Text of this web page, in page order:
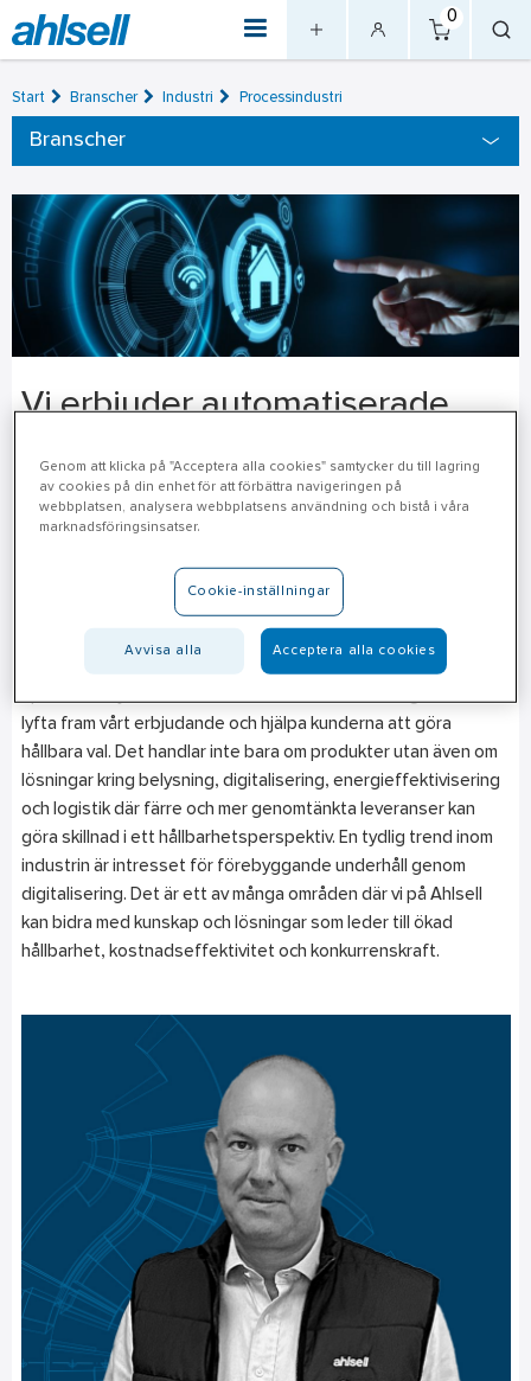
0
Start Branscher Industri Processindustri
Branscher
Vi erbjuder automatiserade
Utvecklingen inom automation går snabbt. Det kräver en
samarbetspartner som alltid ligger i framkant med relevant
ständiga förändringarna och för att vi ska kunna bygga ett mer
Hållbarhet är högt på agendan hos Ahlsell där våra
lyfta fram vårt erbjudande och hjälpa kunderna att göra
hållbara val. Det handlar inte bara om produkter utan även om
lösningar kring belysning, digitalisering, energieffektivisering
och logistik där färre och mer genomtänkta leveranser kan
göra skillnad i ett hållbarhetsperspektiv. En tydlig trend inom
industrin är intresset för förebyggande underhåll genom
digitalisering. Det är ett av många områden där vi på Ahlsell
kan bidra med kunskap och lösningar som leder till ökad
hållbarhet, kostnadseffektivitet och konkurrenskraft.
Genom att klicka på "Acceptera alla cookies" samtycker du till lagring
av cookies på din enhet för att förbättra navigeringen på
webbplatsen, analysera webbplatsens användning och bistå i våra
marknadsföringsinsatser.
Cookie-inställningar
Avvisa alla Acceptera alla cookies